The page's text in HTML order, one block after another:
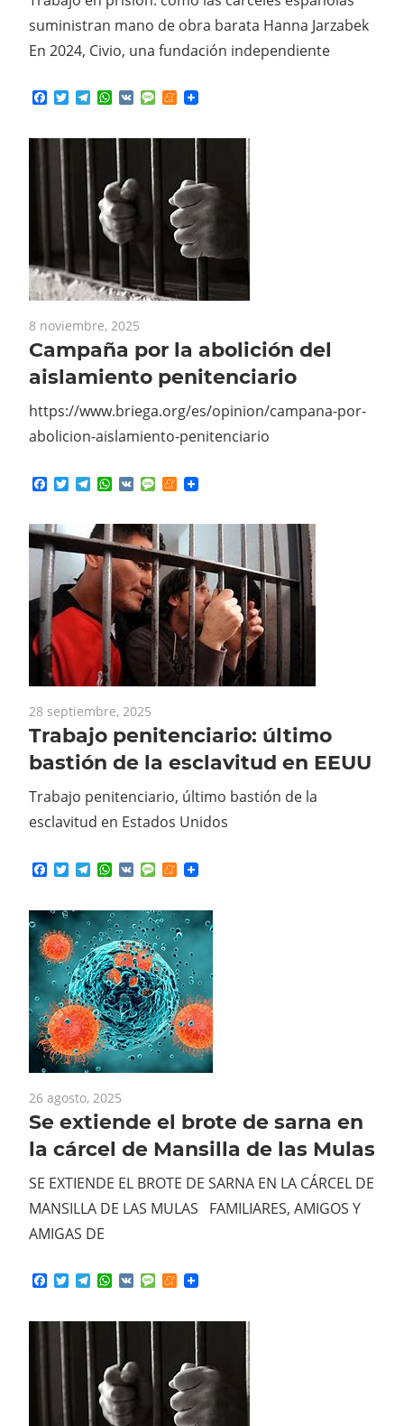
suministran mano de obra barata Hanna Jarzabek
En 2024, Civio, una fundación independiente
Facebook
TwitterTelegram
WhatsApp
VK MessageMeneame
8 noviembre, 2025
Campaña por la abolición del
aislamiento penitenciario
https://www.briega.org/es/opinion/campana-por-
abolicion-aislamiento-penitenciario
Facebook
TwitterTelegram
WhatsApp
VK MessageMeneame
28 septiembre, 2025
Trabajo penitenciario: último
bastión de la esclavitud en EEUU
Trabajo penitenciario, último bastión de la
esclavitud en Estados Unidos
Facebook
TwitterTelegram
WhatsApp
VK MessageMeneame
26 agosto, 2025
Se extiende el brote de sarna en
la cárcel de Mansilla de las Mulas
SE EXTIENDE EL BROTE DE SARNA EN LA CÁRCEL DE
MANSILLA DE LAS MULAS FAMILIARES, AMIGOS Y
AMIGAS DE
Facebook
TwitterTelegram
WhatsApp
VK MessageMeneame